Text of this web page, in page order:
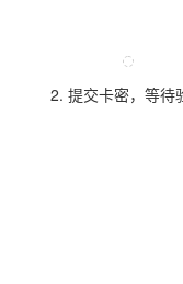
2. 提交卡密，等待